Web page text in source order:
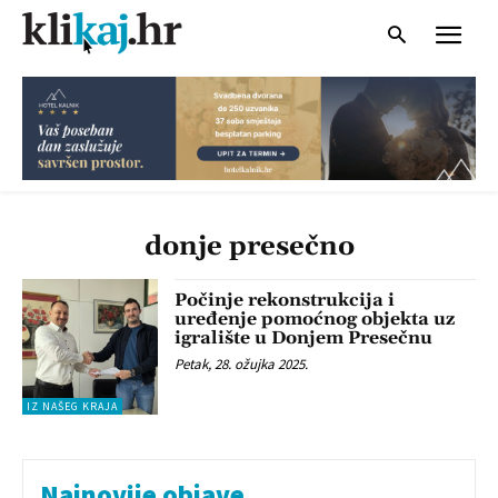
donje presečno
IZ NAŠEG KRAJA
Počinje rekonstrukcija i
uređenje pomoćnog objekta uz
igralište u Donjem Presečnu
Petak, 28. ožujka 2025.